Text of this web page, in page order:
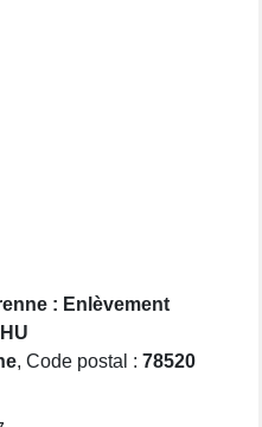
: Enlèvement
, Code postal : 78520